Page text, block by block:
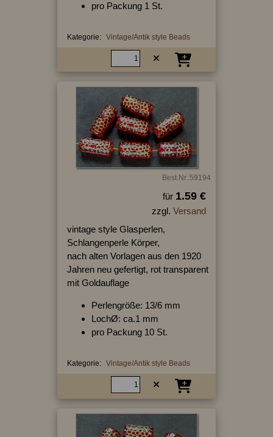
pro Packung 1 St.
Kategorie: Vintage/Antik style Beads
Best.Nr.:59194
für 1.59 €
zzgl. Versand
vintage style Glasperlen,
Schlangenperle Körper,
nach alten Vorlagen aus den 1920
Jahren neu gefertigt, rot transparent
mit Goldauflage
Perlengröße: 13/6 mm
LochØ: ca.1 mm
pro Packung 10 St.
Kategorie: Vintage/Antik style Beads